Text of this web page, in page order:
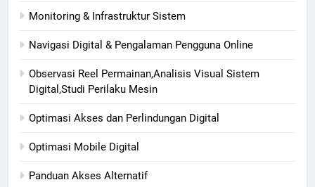
Monitoring & Infrastruktur Sistem
Navigasi Digital & Pengalaman Pengguna Online
Observasi Reel Permainan,Analisis Visual Sistem
Digital,Studi Perilaku Mesin
Optimasi Akses dan Perlindungan Digital
Optimasi Mobile Digital
Panduan Akses Alternatif